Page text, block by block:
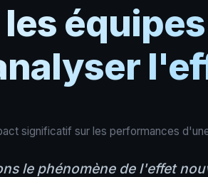
significatif sur les performances
le phénomène de l'effet